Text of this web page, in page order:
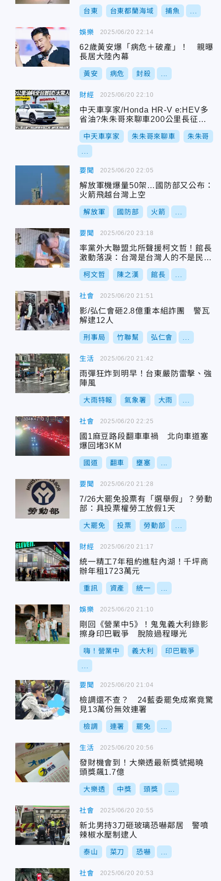
台東 台東都蘭海域 捕魚
娛樂
62歲黃安爆「病危＋破產」！ 親曝
長居大陸內幕
黃安 病危 封殺
2025/06/20 22:14
財經
中天車享家/Honda HR-V e:HEV多
省油?朱朱哥來聊車200公里長征全
台首測!
中天車享家 朱朱哥來聊車 朱朱哥
2025/06/20 22:10
要聞
解放軍機爆量50架…國防部又公布：
火箭飛越台灣上空
解放軍 國防部 火箭
2025/06/20 22:05
要聞
率黨外大聯盟北所聲援柯文哲！館長
激動落淚：台灣是台灣人的不是民進
黨的
柯文哲 陳之漢 館長
2025/06/20 23:18
社會
影/弘仁會砸2.8億重本組詐團 警瓦
解逮12人
刑事局 竹聯幫 弘仁會
2025/06/20 21:51
生活
雨彈狂炸到明早！台東嚴防雷擊、強
陣風
大雨特報 氣象署 大雨
2025/06/20 21:42
社會
國1麻豆路段翻車車禍 北向車道塞
爆回堵3KM
國道 翻車 壅塞
2025/06/20 22:25
要聞
7/26大罷免投票有「選舉假」？勞動
部：具投票權勞工放假1天
大罷免 投票 勞動部
2025/06/20 21:28
財經
統一精工7年租約進駐內湖！千坪商
辦年租1723萬元
重訊 資產 統一
2025/06/20 21:17
娛樂
剛回《營業中5》！鬼鬼義大利錄影
擦身印巴戰爭 脫險過程曝光
嗨！營業中 義大利 印巴戰爭
2025/06/20 21:10
要聞
檢調還不查？ 24藍委罷免成案竟驚
見13萬份無效連署
檢調 連署 罷免
2025/06/20 21:04
生活
發財機會到！大樂透最新獎號揭曉
頭獎飆1.7億
大樂透 中獎 頭獎
2025/06/20 20:56
社會
新北男持3刀砸玻璃恐嚇鄰居 警噴
辣椒水壓制逮人
泰山 菜刀 恐嚇
2025/06/20 20:55
社會 2025/06/20 20:53